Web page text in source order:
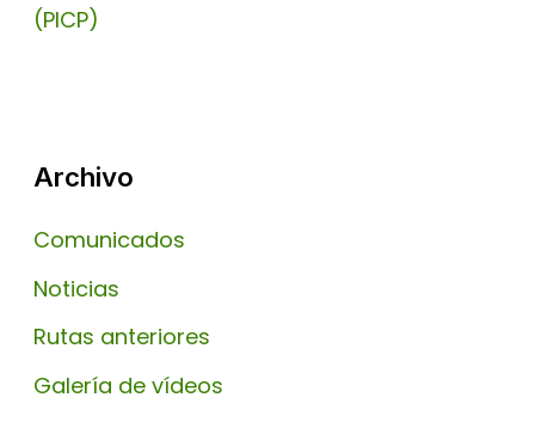
(PICP)
Archivo
Comunicados
Noticias
Rutas anteriores
Galería de vídeos